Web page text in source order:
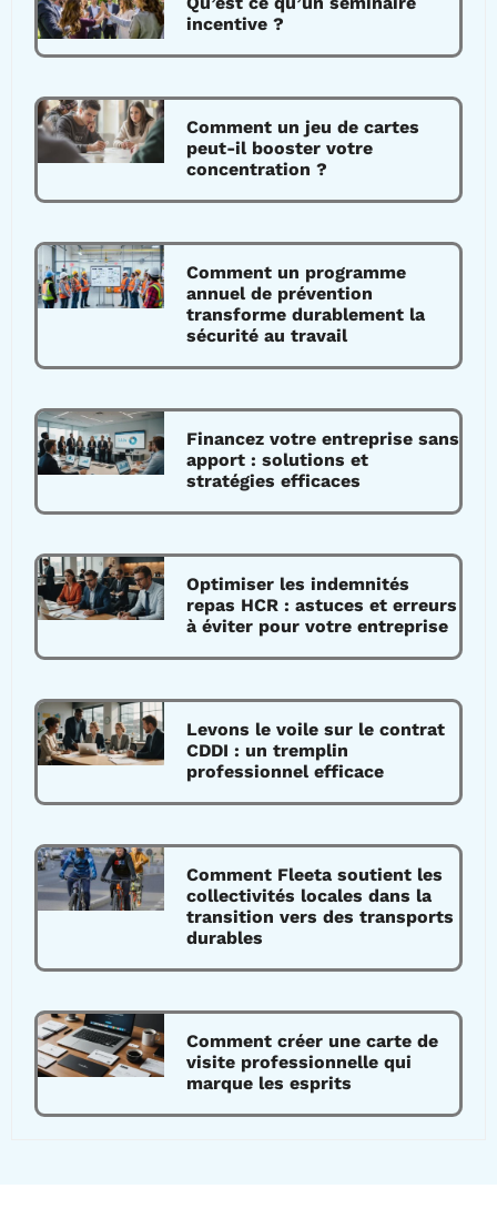
incentive ?
Comment un jeu de cartes
peut-il booster votre
concentration ?
Comment un programme
annuel de prévention
transforme durablement la
sécurité au travail
Financez votre entreprise sans
apport : solutions et
stratégies efficaces
Optimiser les indemnités
repas HCR : astuces et erreurs
à éviter pour votre entreprise
Levons le voile sur le contrat
CDDI : un tremplin
professionnel efficace
Comment Fleeta soutient les
collectivités locales dans la
transition vers des transports
durables
Comment créer une carte de
visite professionnelle qui
marque les esprits